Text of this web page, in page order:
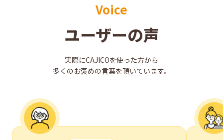
Voice
ユーザーの声
実際にCAJICOを使った方から
多くのお褒めの言葉を頂いています。